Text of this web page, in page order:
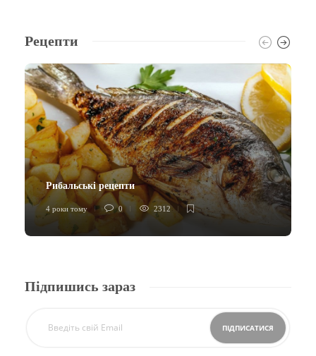
Рецепти
Рибальські рецепти
4 роки тому 0 2312
Підпишись зараз